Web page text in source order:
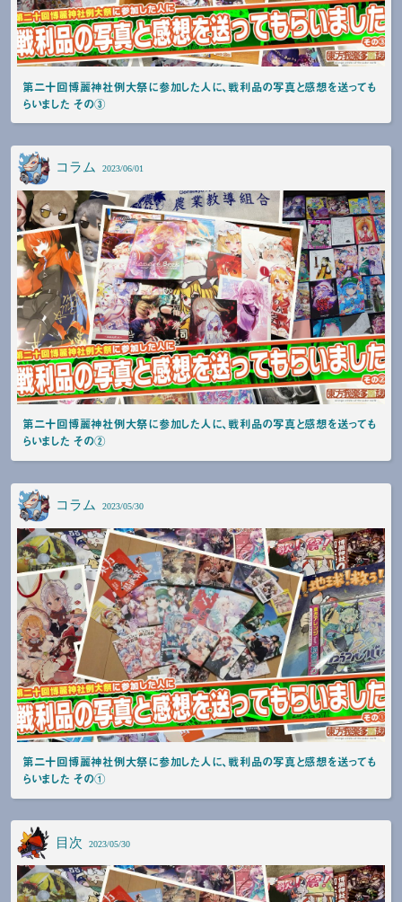
第二十回博麗神社例大祭に参加した人に、戦利品の写真と感想を送っても
らいました その③
コラム 2023/06/01
第二十回博麗神社例大祭に参加した人に、戦利品の写真と感想を送っても
らいました その②
コラム 2023/05/30
第二十回博麗神社例大祭に参加した人に、戦利品の写真と感想を送っても
らいました その①
目次 2023/05/30